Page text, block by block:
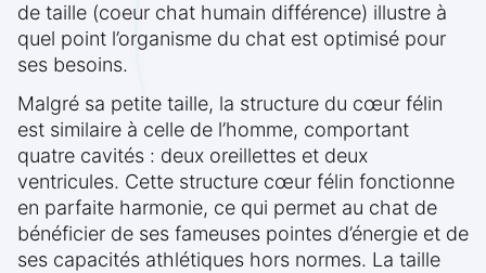
de taille (coeur chat humain différence) illustre à
quel point l’organisme du chat est optimisé pour
ses besoins.
Malgré sa petite taille, la structure du cœur félin
est similaire à celle de l’homme, comportant
quatre cavités : deux oreillettes et deux
ventricules. Cette structure cœur félin fonctionne
en parfaite harmonie, ce qui permet au chat de
bénéficier de ses fameuses pointes d’énergie et de
ses capacités athlétiques hors normes. La taille